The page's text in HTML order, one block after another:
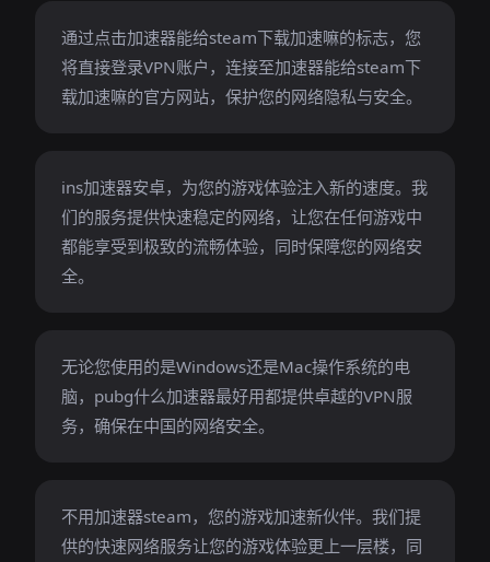
通过点击加速器能给steam下载加速嘛的标志，您
将直接登录VPN账户，连接至加速器能给steam下
载加速嘛的官方网站，保护您的网络隐私与安全。
ins加速器安卓，为您的游戏体验注入新的速度。我
们的服务提供快速稳定的网络，让您在任何游戏中
都能享受到极致的流畅体验，同时保障您的网络安
全。
无论您使用的是Windows还是Mac操作系统的电
脑，pubg什么加速器最好用都提供卓越的VPN服
务，确保在中国的网络安全。
不用加速器steam，您的游戏加速新伙伴。我们提
供的快速网络服务让您的游戏体验更上一层楼，同